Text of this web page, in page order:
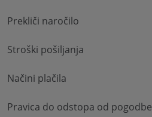
Prekliči naročilo
Stroški pošiljanja
Načini plačila
Pravica do odstopa od pogodbe